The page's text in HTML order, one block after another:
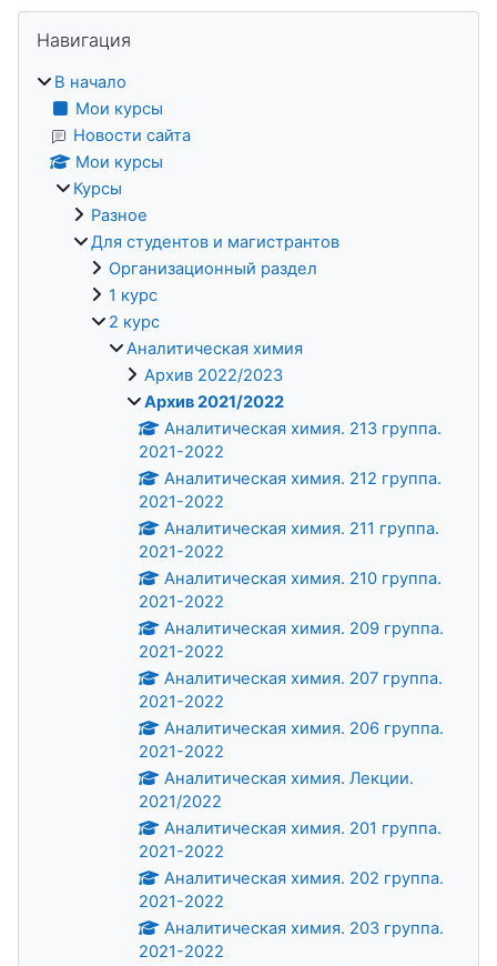
Блоки
Навигация
В начало
Мои курсы
Новости сайта
Мои курсы
Курсы
Разное
Для студентов и магистрантов
Организационный раздел
1 курс
2 курс
Аналитическая химия
Архив 2022/2023
Архив 2021/2022
Аналитическая химия. 213 группа.
2021-2022
Аналитическая химия. 212 группа.
2021-2022
Аналитическая химия. 211 группа.
2021-2022
Аналитическая химия. 210 группа.
2021-2022
Аналитическая химия. 209 группа.
2021-2022
Аналитическая химия. 207 группа.
2021-2022
Аналитическая химия. 206 группа.
2021-2022
Аналитическая химия. Лекции.
2021/2022
Аналитическая химия. 201 группа.
2021-2022
Аналитическая химия. 202 группа.
2021-2022
Аналитическая химия. 203 группа.
2021-2022